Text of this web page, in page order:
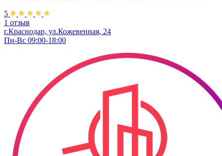
5
1 отзыв
г.Краснодар, ул.Кожевенная, 24
Пн-Вс 09:00-18:00